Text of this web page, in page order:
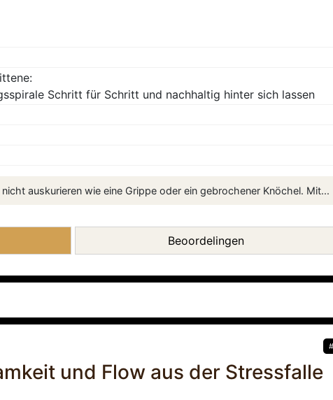
Schritt für Schritt und nachhaltig hinter sich lassen
auskurieren wie eine Grippe oder ein gebrochener Knöchel. Mit...
Beoordelingen
und Flow aus der Stressfalle